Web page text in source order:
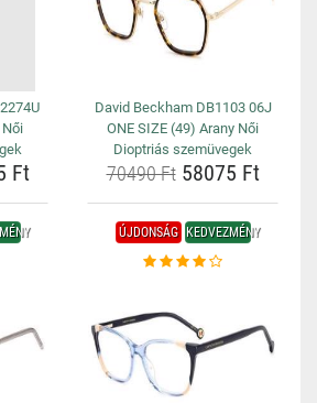
Női
Ft
David Beckham DB1103 06J
ONE SIZE (49) Arany Női
Dioptriás szemüvegek
70490 Ft58075 Ft
ÚJDONSÁG KEDVEZMÉNY